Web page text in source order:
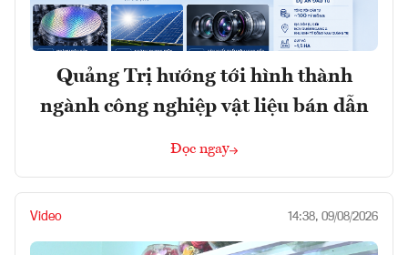
Quảng Trị hướng tới hình thành
ngành công nghiệp vật liệu bán dẫn
Đọc ngay
Video 14:38, 09/08/2026